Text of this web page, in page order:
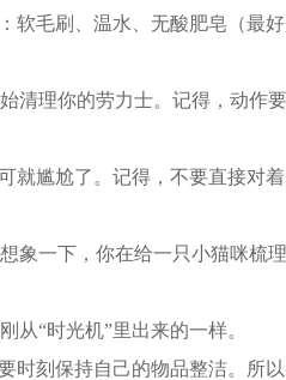
毛刷、温水、无酸肥皂（最
理你的劳力士。记得，动作要
尴尬了。记得，不要直接对
一下，你在给一只小猫咪梳
“时光机”里出来的一样。
刻保持自己的物品整洁。所